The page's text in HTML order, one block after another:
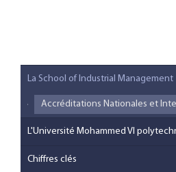
La School of Industrial Management
Accréditations Nationales et
L'Université Mohammed VI
Chiffres clés